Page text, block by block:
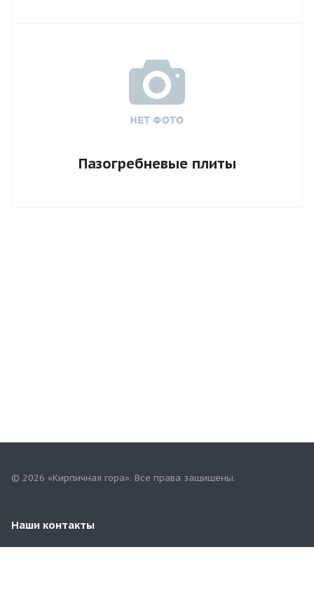
Пазогребневые плиты
© 2026 «Кирпичная гора». Все права защищены.
Наши контакты
+7(967)757-68-68